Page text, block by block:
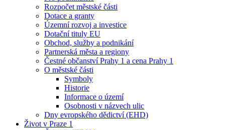
Rozpočet městské části
Dotace a granty
Územní rozvoj a investice
Dotační tituly EU
Obchod, služby a podnikání
Partnerská města a regiony
Čestné občanství Prahy 1 a cena Prahy 1
O městské části
Symboly
Historie
Informace o území
Osobnosti v názvech ulic
Dny evropského dědictví (EHD)
Život v Praze 1